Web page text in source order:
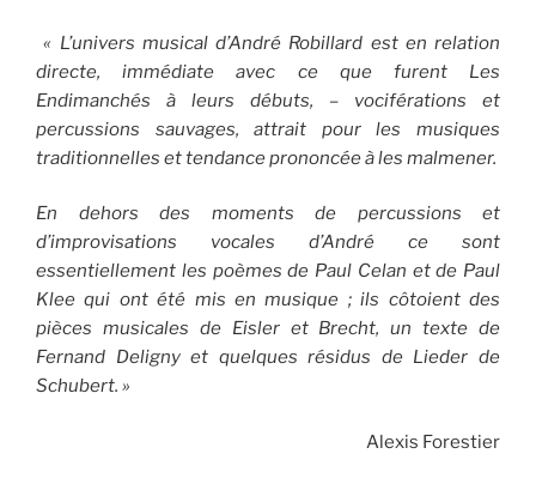
« L’univers musical d’André Robillard est en relation
directe, immédiate avec ce que furent Les
Endimanchés à leurs débuts, – vociférations et
percussions sauvages, attrait pour les musiques
traditionnelles et tendance prononcée à les malmener.
En dehors des moments de percussions et
d’improvisations vocales d’André ce sont
essentiellement les poèmes de Paul Celan et de Paul
Klee qui ont été mis en musique ; ils côtoient des
pièces musicales de Eisler et Brecht, un texte de
Fernand Deligny et quelques résidus de Lieder de
Schubert. »
Alexis Forestier